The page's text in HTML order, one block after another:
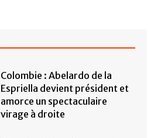
Colombie : Abelardo de la
Espriella devient président et
amorce un spectaculaire
virage à droite